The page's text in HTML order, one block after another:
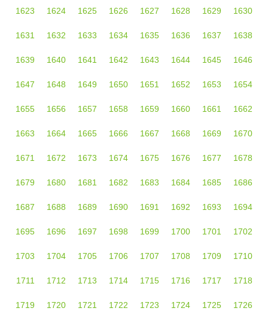
1623 1624 1625 1626 1627 1628 1629 1630
1631 1632 1633 1634 1635 1636 1637 1638
1639 1640 1641 1642 1643 1644 1645 1646
1647 1648 1649 1650 1651 1652 1653 1654
1655 1656 1657 1658 1659 1660 1661 1662
1663 1664 1665 1666 1667 1668 1669 1670
1671 1672 1673 1674 1675 1676 1677 1678
1679 1680 1681 1682 1683 1684 1685 1686
1687 1688 1689 1690 1691 1692 1693 1694
1695 1696 1697 1698 1699 1700 1701 1702
1703 1704 1705 1706 1707 1708 1709 1710
1711 1712 1713 1714 1715 1716 1717 1718
1719 1720 1721 1722 1723 1724 1725 1726